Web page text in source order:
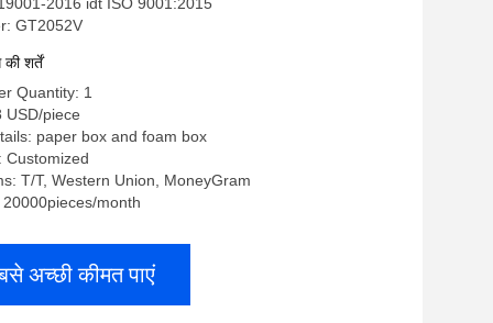
GT2052V
शर्तें
Quantity: 1
USD/piece
paper box and foam box
Customized
T/T, Western Union, MoneyGram
month
अच्छी कीमत पाएं